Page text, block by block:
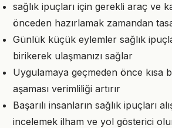
sağlık ipuçları için gerekli araç ve
önceden hazırlamak zamandan
Günlük küçük eylemler sağlık
birikerek ulaşmanızı sağlar
Uygulamaya geçmeden önce kısa
aşaması verimliliği artırır
Başarılı insanların sağlık ipuçları
incelemek ilham ve yol gösterici